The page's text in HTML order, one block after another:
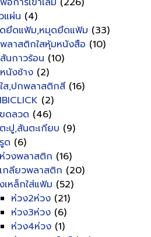
แผ่น (4)
ยึดแฟ้ม,หมุดยึดแฟ้ม (33)
ลาสติกใสหุ้มหนังสือ (10)
นกาวร้อน (10)
นังช้าง (2)
ส,ปกพลาสติกสี (16)
(2)
ดลวด (46)
ะปู,สันตะเกียบ (9)
ด (6)
วงพลาสติก (16)
กลียวพลาสติก (20)
เหล็กใส่แฟ้ม (52)
ห่วง2ห่วง (21)
ห่วง3ห่วง (6)
ห่วง4ห่วง (1)